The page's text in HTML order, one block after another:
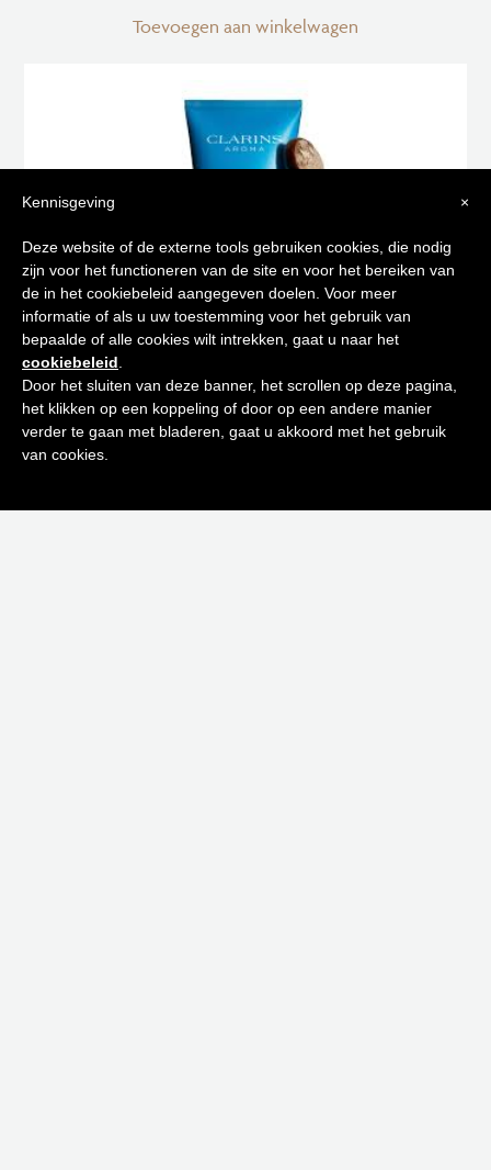
Toevoegen aan winkelwagen
EAU RESSOURÇANTE CRÈME CORPS VELOUTÉE 200ML
€47,00
Tips voor
een stralende huid
Schrijf je in op onze nieuwsbrief en
ontvang de beste tips en promoties
Inschrijven
×
Kennisgeving
Deze website of de externe tools gebruiken cookies, die nodig
zijn voor het functioneren van de site en voor het bereiken van
de in het cookiebeleid aangegeven doelen. Voor meer
informatie of als u uw toestemming voor het gebruik van
bepaalde of alle cookies wilt intrekken, gaat u naar het
cookiebeleid
Door het sluiten van deze banner, het scrollen op deze pagina,
het klikken op een koppeling of door op een andere manier
verder te gaan met bladeren, gaat u akkoord met het gebruik
van cookies.